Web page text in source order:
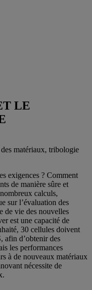
LE
matériaux, tribologie
exigences ? Comment
de manière sûre et
calculs,
sur l’évaluation des
de vie des nouvelles
est une capacité de
30 cellules doivent
afin d’obtenir des
les performances
à de nouveaux matériaux
nécessite de